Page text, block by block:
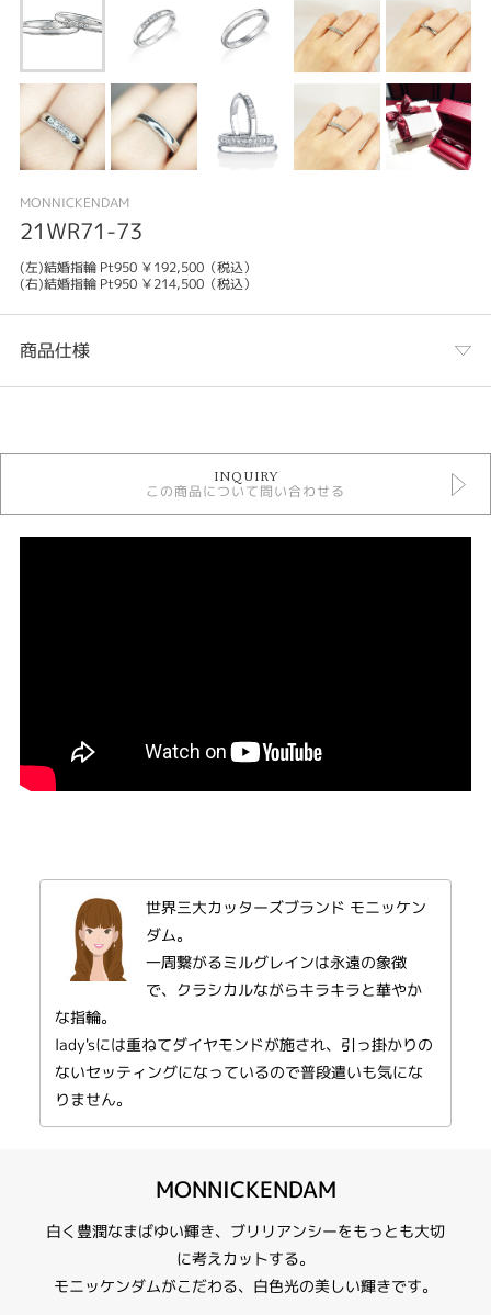
MONNICKENDAM
21WR71-73
(左)結婚指輪 Pt950 ￥192,500（税込）
(右)結婚指輪 Pt950 ￥214,500（税込）
商品仕様
結婚指輪
結婚指輪 アンティーク
人気ブランド結婚指輪
結婚指輪 ストレート
テイスト
レディース
MONNICKENDAM【21WR71-WR73】
21WR71
シンプルな平甲丸タイプにミルグレインをあしらい、5石のダイヤを留めた
豪華で上品なデザインです。
21WR73
INQUIRY
この商品について問い合わせる
世界三大カッターズブランド モニッケン
ダム。
一周繋がるミルグレインは永遠の象徴
で、クラシカルながらキラキラと華やか
な指輪。
lady'sには重ねてダイヤモンドが施され、引っ掛かりの
ないセッティングになっているので普段遣いも気にな
りません。
MONNICKENDAM
白く豊潤なまばゆい輝き、ブリリアンシーをもっとも大切
に考えカットする。
モニッケンダムがこだわる、白色光の美しい輝きです。